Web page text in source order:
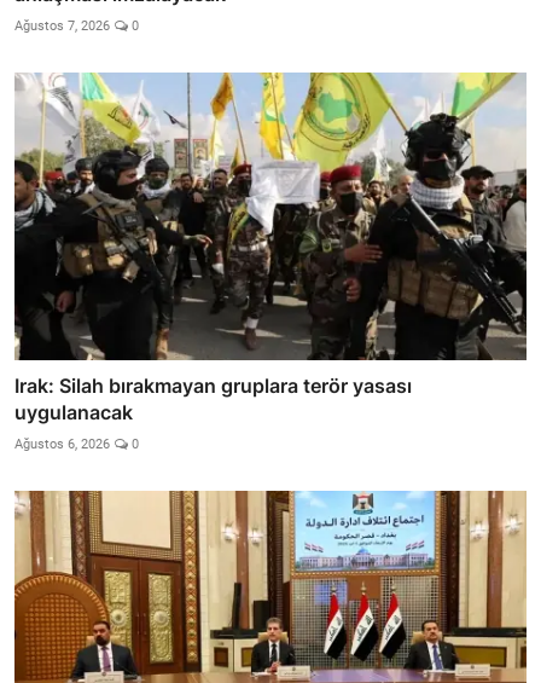
Ağustos 7, 2026 0
Irak: Silah bırakmayan gruplara terör yasası
uygulanacak
Ağustos 6, 2026 0